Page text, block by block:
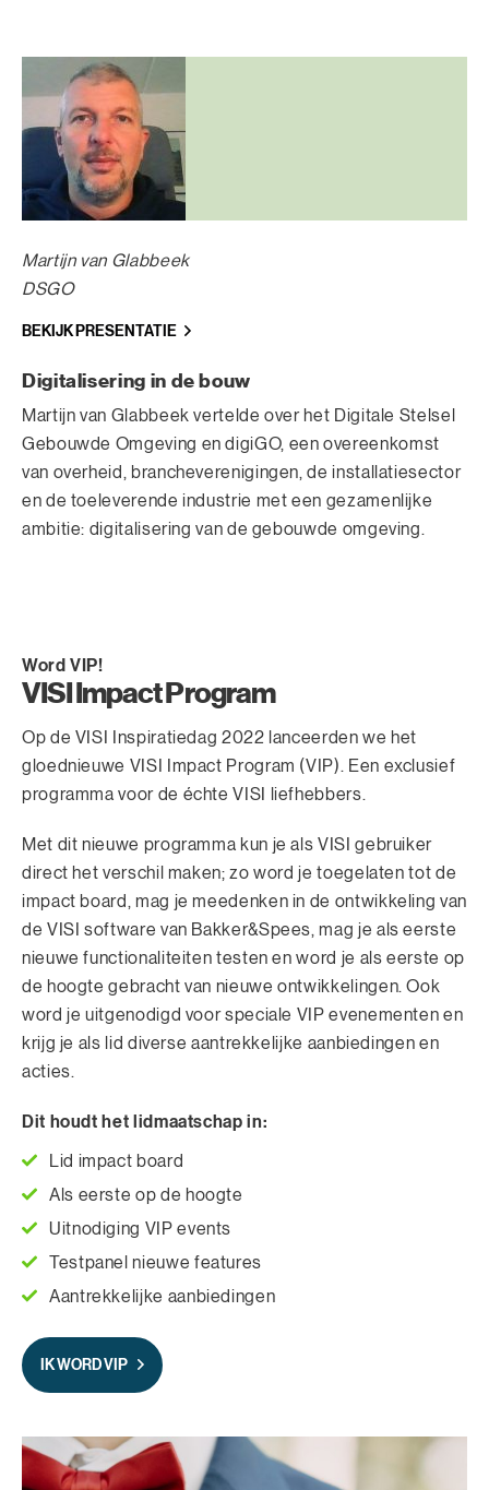
Martijn van Glabbeek
DSGO
BEKIJK PRESENTATIE
Digitalisering in de bouw
Martijn van Glabbeek vertelde over het Digitale Stelsel
Gebouwde Omgeving en digiGO, een overeenkomst
van overheid, brancheverenigingen, de installatiesector
en de toeleverende industrie met een gezamenlijke
ambitie: digitalisering van de gebouwde omgeving.
Word VIP!
VISI Impact Program
Op de VISI Inspiratiedag 2022 lanceerden we het
gloednieuwe VISI Impact Program (VIP). Een exclusief
programma voor de échte VISI liefhebbers.
Met dit nieuwe programma kun je als VISI gebruiker
direct het verschil maken; zo word je toegelaten tot de
impact board, mag je meedenken in de ontwikkeling van
de VISI software van Bakker&Spees, mag je als eerste
nieuwe functionaliteiten testen en word je als eerste op
de hoogte gebracht van nieuwe ontwikkelingen. Ook
word je uitgenodigd voor speciale VIP evenementen en
krijg je als lid diverse aantrekkelijke aanbiedingen en
acties.
Dit houdt het lidmaatschap in:
Lid impact board
Als eerste op de hoogte
Uitnodiging VIP events
Testpanel nieuwe features
Aantrekkelijke aanbiedingen
IK WORD VIP